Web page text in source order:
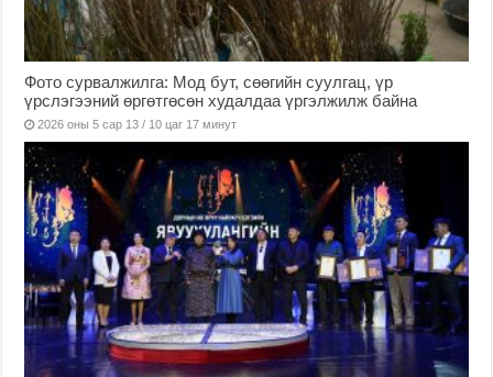
Фото сурвалжилга: Мод бут, сөөгийн суулгац, үр
үрслэгээний өргөтгөсөн худалдаа үргэлжилж байна
2026 оны 5 сар 13 / 10 цаг 17 минут